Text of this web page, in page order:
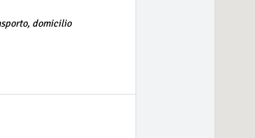
domicilio